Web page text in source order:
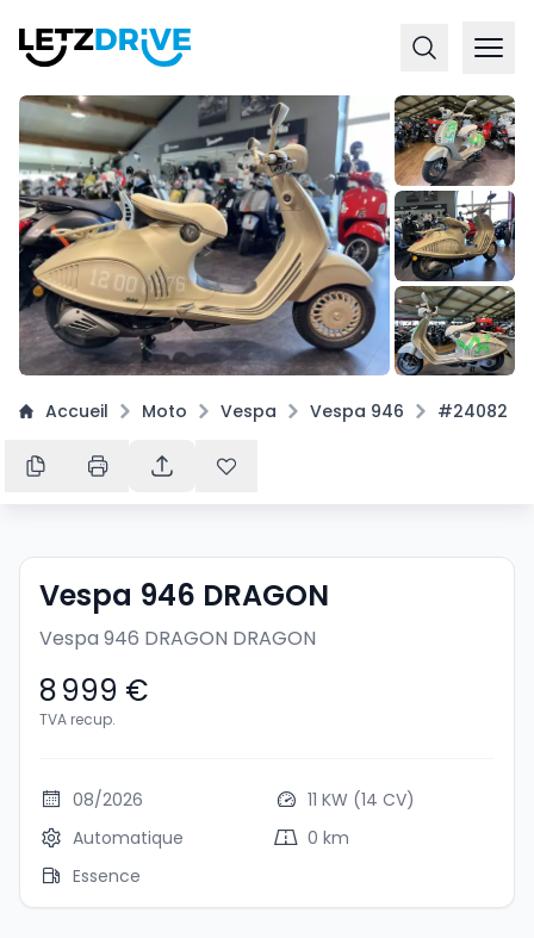
+5
Accueil Moto Vespa Vespa 946 #24082
Vespa 946 DRAGON
Vespa 946 DRAGON DRAGON
8 999 €
TVA recup.
08/2026
11 KW (14 CV)
Automatique
0 km
Essence